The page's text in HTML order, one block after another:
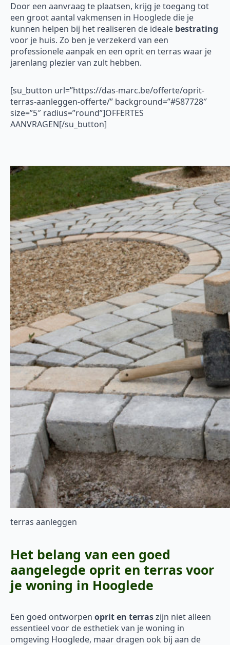
Door een aanvraag te plaatsen, krijg je toegang tot
een groot aantal vakmensen in Hooglede die je
kunnen helpen bij het realiseren de ideale bestrating
voor je huis. Zo ben je verzekerd van een
professionele aanpak en een oprit en terras waar je
jarenlang plezier van zult hebben.
[su_button url=”https://das-marc.be/offerte/oprit-
terras-aanleggen-offerte/” background=”#587728″
size=”5″ radius=”round”]OFFERTES
AANVRAGEN[/su_button]
terras aanleggen
Het belang van een goed
aangelegde oprit en terras voor
je woning in Hooglede
Een goed ontworpen oprit en terraszijn niet alleen
essentieel voor de esthetiek van je woning in
omgeving Hooglede, maar dragen ook bij aan de